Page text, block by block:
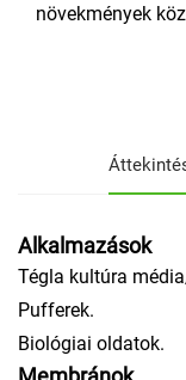
növekmények
Alkalmazások
Tégla kultúra
Pufferek.
Biológiai oldatok.